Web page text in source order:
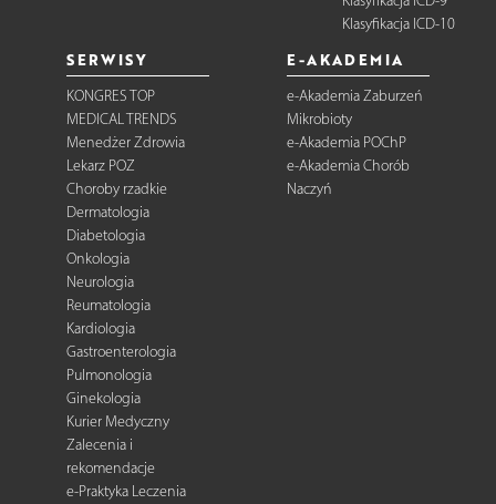
Klasyfikacja ICD-10
SERWISY
KONGRES TOP
MEDICAL TRENDS
Menedżer Zdrowia
Lekarz POZ
Choroby rzadkie
Dermatologia
Diabetologia
Onkologia
Neurologia
Reumatologia
Kardiologia
Gastroenterologia
Pulmonologia
Ginekologia
Kurier Medyczny
Zalecenia i
rekomendacje
e-Praktyka Leczenia
E-AKADEMIA
e-Akademia Zaburzeń
Mikrobioty
e-Akademia POChP
e-Akademia Chorób
Naczyń